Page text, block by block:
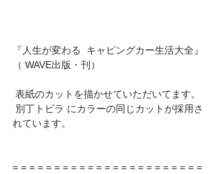
『人生が変わる  キャピングカー生活大全』
（ WAVE出版・刊）
表紙のカットを描かせていただいてます。
れています。
= = = = = = = = = = = = = = = = = = = = = = =